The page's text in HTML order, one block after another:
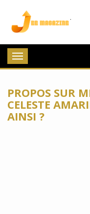
Toggle
navigation
PROPOS SUR
CELESTE
AINSI ?